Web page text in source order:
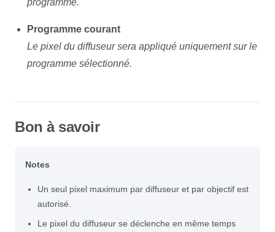
Programme courant
Le pixel du diffuseur sera appliqué uniquement sur le
programme sélectionné.
Bon à savoir
Notes
Un seul pixel maximum par diffuseur et par objectif est
autorisé.
Le pixel du diffuseur se déclenche en même temps